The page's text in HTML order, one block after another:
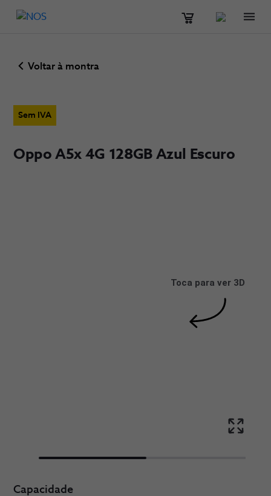
Voltar à montra
Sem IVA
Oppo A5x 4G 128GB Azul Escuro
Toca para ver 3D
Capacidade